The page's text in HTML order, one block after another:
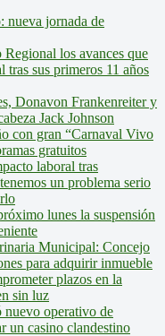
nueva jornada de
los avances que
sus primeros 11 años
Donavon Frankenreiter y
Jack Johnson
con gran “Carnaval Vivo
gratuitos
laboral tras
un problema serio
lunes la suspensión
Municipal: Concejo
para adquirir inmueble
plazos en la
sin luz
operativo de
un casino clandestino